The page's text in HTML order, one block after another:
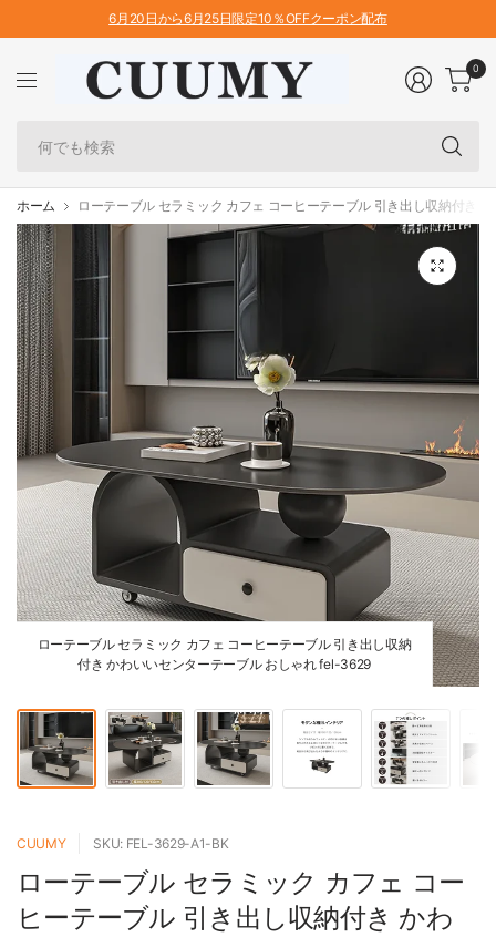
6月20日から6月25日限定10％OFFクーポン配布
索
0
ホーム ローテーブル セラミック カフェ コーヒーテーブル 引き出し収納付き
ローテーブル セラミック カフェ コーヒーテーブル 引き出し収納
付き かわいいセンターテーブル おしゃれ fel-3629
CUUMY SKU: FEL-3629-A1-BK
ローテーブル セラミック カフェ コー
ヒーテーブル 引き出し収納付き かわ